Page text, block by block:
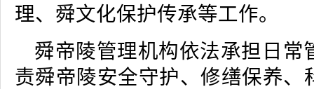
理、舜文化保护传承等工作。
舜帝陵管理机构依法承担日常
责舜帝陵安全守护、修缮保养、